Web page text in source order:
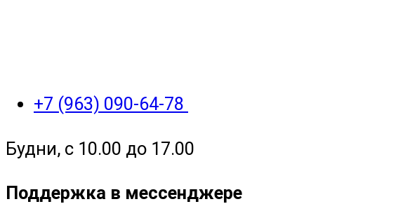
+7 (963) 090-64-78
Будни, с 10.00 до 17.00
Поддержка в мессенджере